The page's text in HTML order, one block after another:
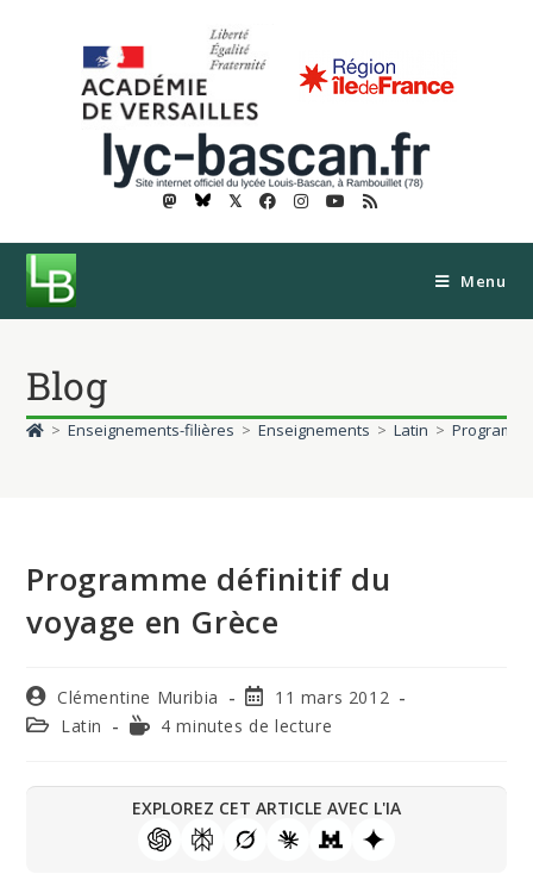
𝕏
Menu
Blog
> Enseignements-filières > Enseignements > Latin >
Programme définitif du
voyage en Grèce
Clémentine Muribia
11 mars 2012
Latin
4 minutes de lecture
EXPLOREZ CET ARTICLE AVEC L'IA